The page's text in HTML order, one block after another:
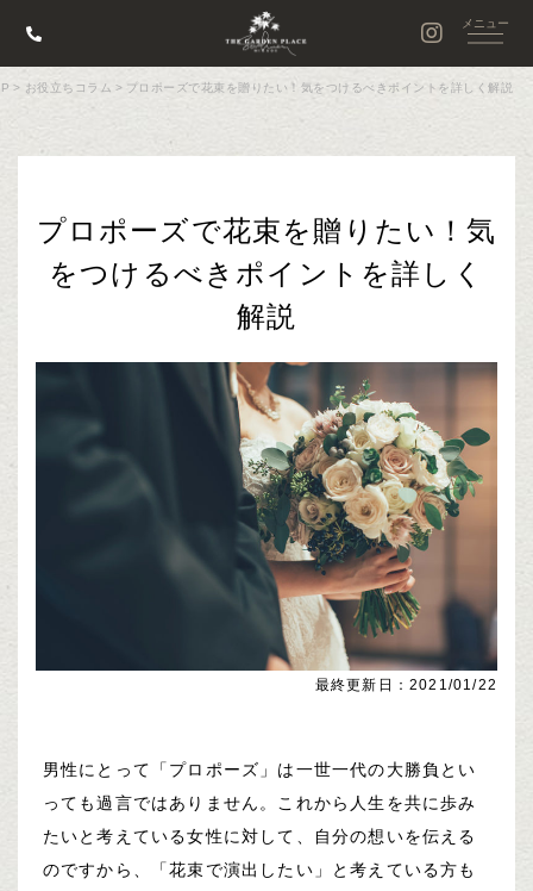
> お役立ちコラム > プロポーズで花束を贈りたい！気をつけるべきポイントを詳しく解説
プロポーズで花束を贈りたい！気
をつけるべきポイントを詳しく
解説
最終更新日：2021/01/22
男性にとって「プロポーズ」は一世一代の大勝負とい
っても過言ではありません。これから人生を共に歩み
たいと考えている女性に対して、自分の想いを伝える
のですから、「花束で演出したい」と考えている方も